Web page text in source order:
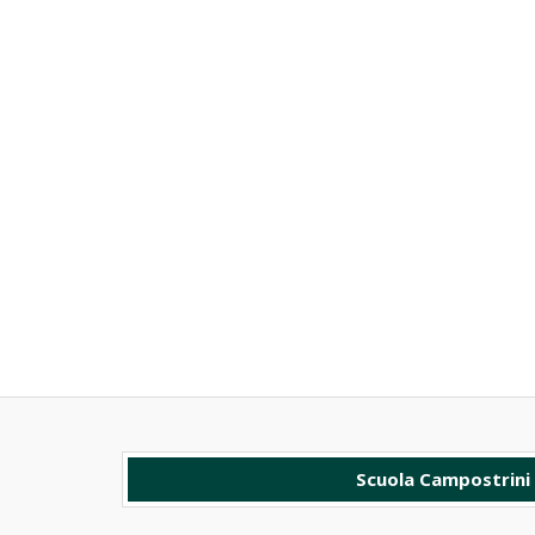
Scuola Campostrini